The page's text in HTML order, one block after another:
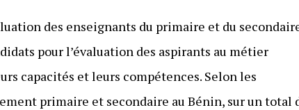
des enseignants du primaire et du
pour l’évaluation des aspirants au métier
capacités et leurs compétences. Selon les
primaire et secondaire au Bénin, sur un total